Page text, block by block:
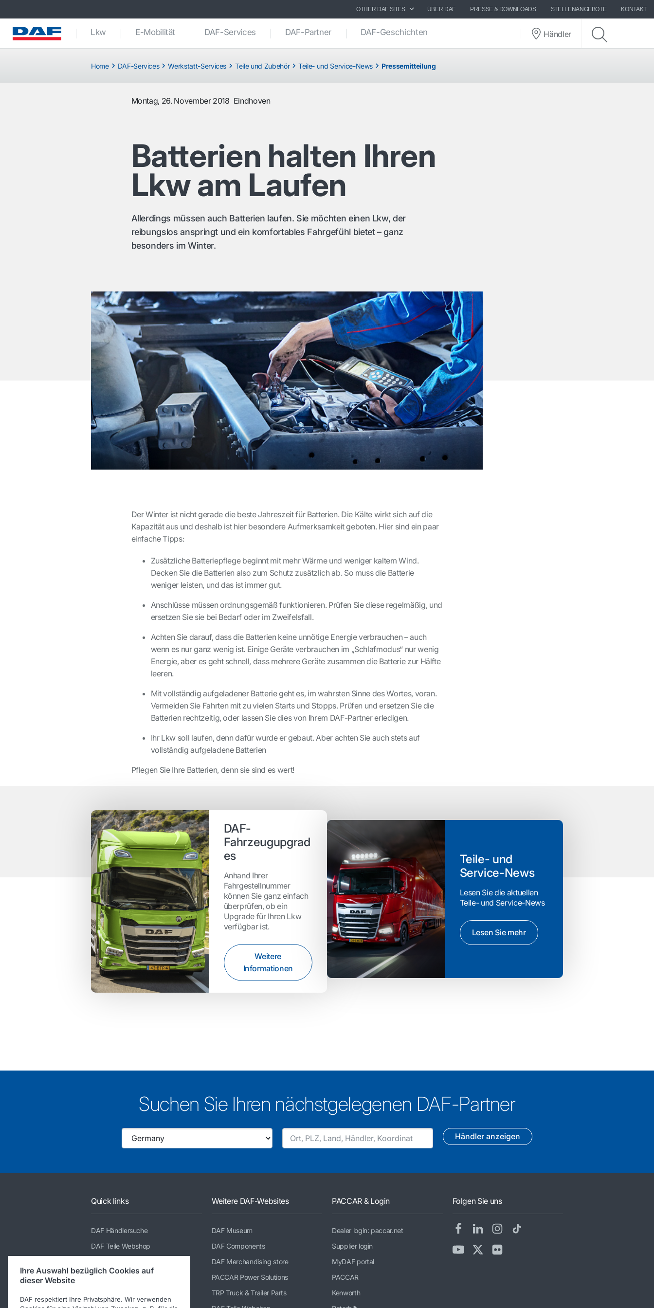
OTHER DAF SITES ÜBER DAF PRESSE & DOWNLOADS STELLENANGEBOTE KONTAKT
Lkw E-Mobilität DAF-Services DAF-Partner DAF-Geschichten Händler
Home DAF-Services Werkstatt-Services Teile und Zubehör Teile- und Service-News Pressemitteilung
Montag, 26. November 2018 Eindhoven
Batterien halten Ihren
Lkw am Laufen
Allerdings müssen auch Batterien laufen. Sie möchten einen Lkw, der
reibungslos anspringt und ein komfortables Fahrgefühl bietet – ganz
besonders im Winter.
Der Winter ist nicht gerade die beste Jahreszeit für Batterien. Die Kälte wirkt sich auf die
Kapazität aus und deshalb ist hier besondere Aufmerksamkeit geboten. Hier sind ein paar
einfache Tipps:
Zusätzliche Batteriepflege beginnt mit mehr Wärme und weniger kaltem Wind.
Decken Sie die Batterien also zum Schutz zusätzlich ab. So muss die Batterie
weniger leisten, und das ist immer gut.
Anschlüsse müssen ordnungsgemäß funktionieren. Prüfen Sie diese regelmäßig, und
ersetzen Sie sie bei Bedarf oder im Zweifelsfall.
Achten Sie darauf, dass die Batterien keine unnötige Energie verbrauchen – auch
wenn es nur ganz wenig ist. Einige Geräte verbrauchen im „Schlafmodus“ nur wenig
Energie, aber es geht schnell, dass mehrere Geräte zusammen die Batterie zur Hälfte
leeren.
Mit vollständig aufgeladener Batterie geht es, im wahrsten Sinne des Wortes, voran.
Vermeiden Sie Fahrten mit zu vielen Starts und Stopps. Prüfen und ersetzen Sie die
Batterien rechtzeitig, oder lassen Sie dies von Ihrem DAF-Partner erledigen.
Ihr Lkw soll laufen, denn dafür wurde er gebaut. Aber achten Sie auch stets auf
vollständig aufgeladene Batterien
Pflegen Sie Ihre Batterien, denn sie sind es wert!
DAF-
Fahrzeugupgrad
es
Anhand Ihrer
Fahrgestellnummer
können Sie ganz einfach
überprüfen, ob ein
Upgrade für Ihren Lkw
verfügbar ist.
Weitere
Informationen
Teile- und
Service-News
Lesen Sie die aktuellen
Teile- und Service-News
Lesen Sie mehr
Suchen Sie Ihren nächstgelegenen DAF-Partner
Händler anzeigen
Quick links
DAF Händlersuche
DAF Teile Webshop
TRP katalog
Weitere DAF-Websites
DAF Museum
DAF Components
DAF Merchandising store
PACCAR Power Solutions
TRP Truck & Trailer Parts
PACCAR & Login
Dealer login: paccar.net
Supplier login
MyDAF portal
PACCAR
Kenworth
Folgen Sie uns
Ihre Auswahl bezüglich Cookies auf
dieser Website
DAF respektiert Ihre Privatsphäre. Wir verwenden